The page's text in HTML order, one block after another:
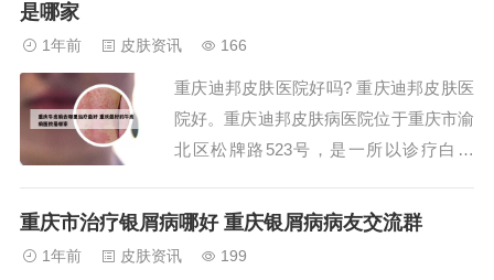
准设立的皮肤病专业医疗机构。医院以高
标准的5A...
是哪家
1年前 皮肤资讯 166
重庆迪邦皮肤医院好吗? 重庆迪邦皮肤医
院好。重庆迪邦皮肤病医院位于重庆市渝
北区松牌路523号，是一所以诊疗白癜
色的皮肤病医院，是重庆市医保定点医
重庆市治疗银屑病哪好 重庆银屑病病友交流群
1年前 皮肤资讯 199